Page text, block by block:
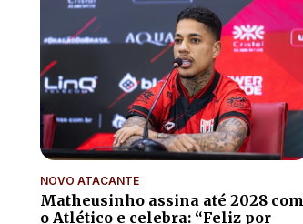
NOVO ATACANTE
Matheusinho assina até 2028 com
o Atlético e celebra: “Feliz por